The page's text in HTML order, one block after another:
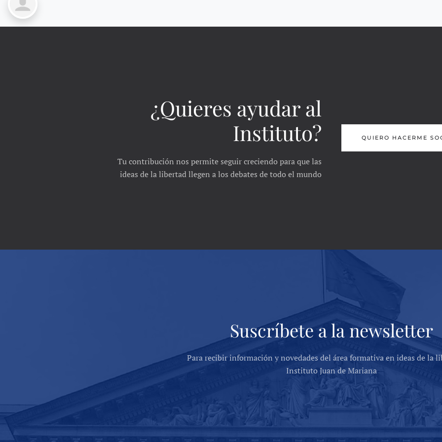
¿Quieres ayudar al
Instituto?
Tu contribución nos permite seguir creciendo para que las
ideas de la libertad llegen a los debates de todo el mundo
QUIERO HACERME
Suscríbete a la newsletter
Para recibir información y novedades del área formativa en ideas de la
Instituto Juan de Mariana